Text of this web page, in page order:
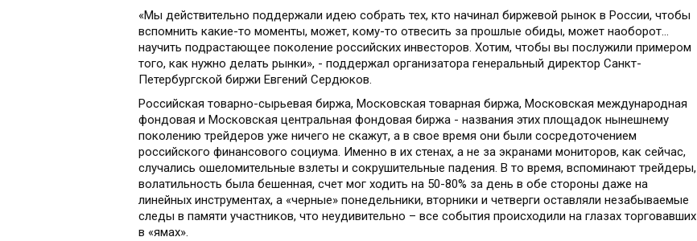
«Мы действительно поддержали идею собрать тех, кто начинал биржевой рынок в России, чтобы
вспомнить какие-то моменты, может, кому-то отвесить за прошлые обиды, может наоборот…
научить подрастающее поколение российских инвесторов. Хотим, чтобы вы послужили примером
того, как нужно делать рынки», - поддержал организатора генеральный директор Санкт-
Петербургской биржи Евгений Сердюков.
Российская товарно-сырьевая биржа, Московская товарная биржа, Московская международная
фондовая и Московская центральная фондовая биржа - названия этих площадок нынешнему
поколению трейдеров уже ничего не скажут, а в свое время они были сосредоточением
российского финансового социума. Именно в их стенах, а не за экранами мониторов, как сейчас,
случались ошеломительные взлеты и сокрушительные падения. В то время, вспоминают трейдеры,
волатильность была бешенная, счет мог ходить на 50-80% за день в обе стороны даже на
линейных инструментах, а «черные» понедельники, вторники и четверги оставляли незабываемые
следы в памяти участников, что неудивительно – все события происходили на глазах торговавших
в «ямах».